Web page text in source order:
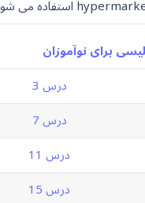
برای نوآموزان
درس 3
درس 7
درس 11
درس 15